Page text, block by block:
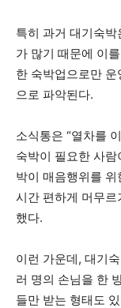
특히 과거 대기숙
가 많기 때문에 이
한 숙박업으로만
으로 파악된다.
소식통은 “열차를
숙박이 필요한 사
박이 매음행위를
시간 편하게 머무르
했다.
이런 가운데, 대기
러 명의 손님을 한
들만 받는 형태도